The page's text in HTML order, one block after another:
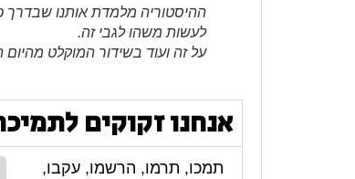
ההיסטוריה מלמדת אותנו שבדרך
לעשות משהו לגבי זה.
על זה ועוד בשידור המוקלט
אנחנו זקוקים
תמכו, תרמו, הרשמו, עקבו,